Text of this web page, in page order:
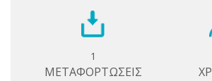
1
ΜΕΤΑΦΟΡΤΩΣΕΙΣ